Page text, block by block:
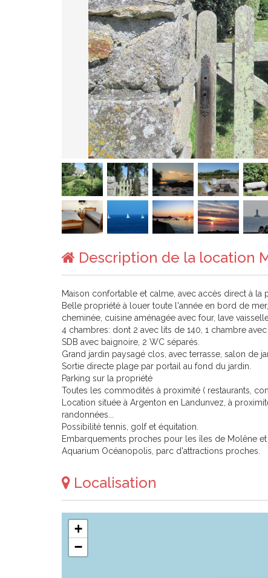
Description de la location
Maison confortable et calme, avec accès direct à la
Belle propriété à louer toute l'année en bord de
cheminée, cuisine aménagée avec four, lave
4 chambres: dont 2 avec lits de 140, 1 chambre
SDB avec baignoire, 2 WC séparés.
Grand jardin paysagé clos, avec terrasse, salon de
Sortie directe plage par portail au fond du jardin.
Parking sur la propriété
Toutes les commodités à proximité ( restaurants,
Location située à Argenton en Landunvez, à
randonnées...
Possibilité tennis, golf et équitation.
Embarquements proches pour les îles de Molêne et
Aquarium Océanopolis, parc d'attractions proches.
Localisation
+
−